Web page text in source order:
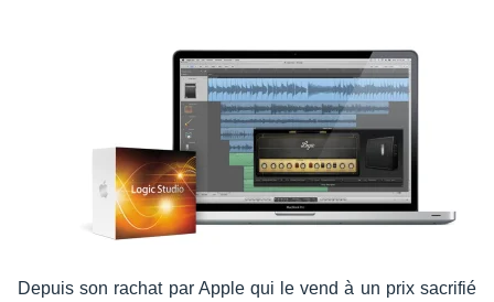
Depuis son rachat par Apple qui le vend à un prix sacri­fié